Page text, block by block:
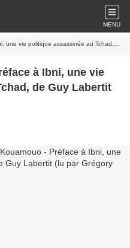
MENU
au Tchad, de Guy Labertit (lu par Grégory Protche)
à Ibni, une vie
de Guy Labertit